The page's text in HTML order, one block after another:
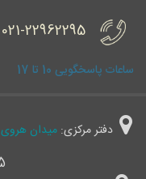
021-22962295
ساعات پاسخگویی 10 تا 17
دفتر مرکزی: